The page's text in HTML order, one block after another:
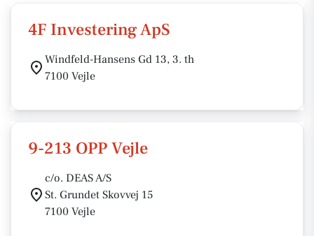
4F Investering ApS
Windfeld-Hansens Gd 13, 3. th
7100 Vejle
9-213 OPP Vejle
c/o. DEAS A/S
St. Grundet Skovvej 15
7100 Vejle